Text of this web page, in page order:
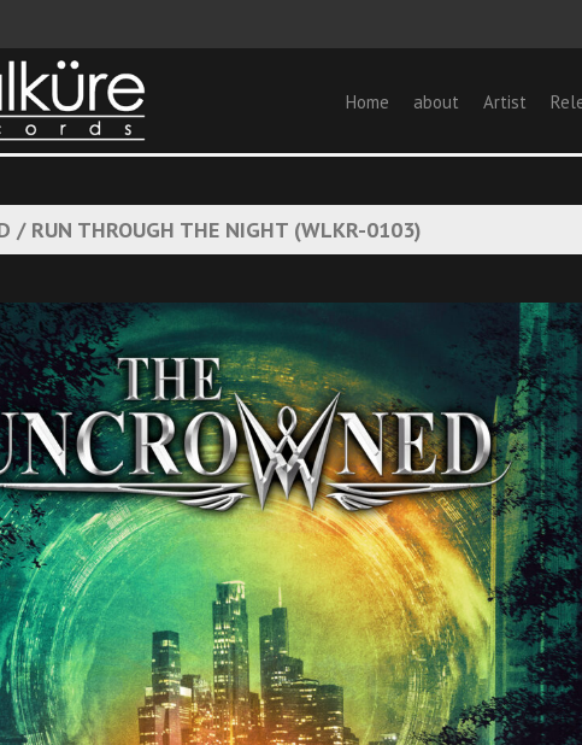
Home about Artist
/ RUN THROUGH THE NIGHT (WLKR-0103)